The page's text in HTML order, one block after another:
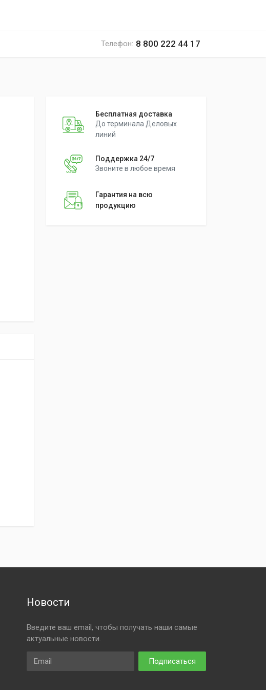
Телефон: 8 800 222 44 17
Бесплатная доставка
До терминала Деловых
линий
Поддержка 24/7
Звоните в любое время
Гарантия на всю
продукцию
Новости
Введите ваш email, чтобы получать наши самые
актуальные новости.
Email
Подписаться